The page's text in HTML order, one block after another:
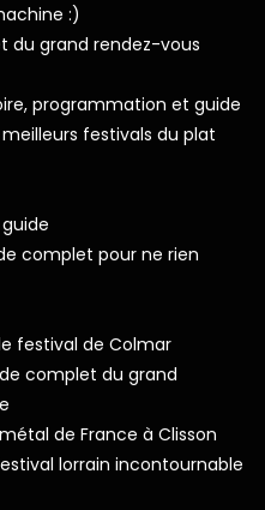
:)
du grand rendez-vous
programmation et guide
festivals du plat
complet pour ne rien
festival de Colmar
complet du grand
de France à Clisson
lorrain incontournable